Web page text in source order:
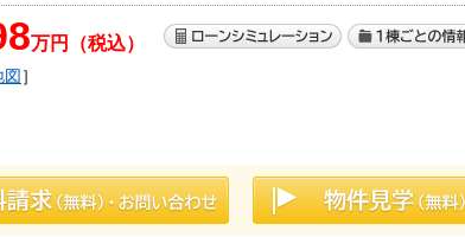
万円（税込）
図］